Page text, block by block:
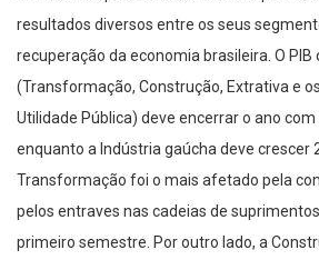
resultados diversos entre os seus
recuperação da economia brasileira. O
(Transformação, Construção, Extrativa e
Utilidade Pública) deve encerrar o ano com
enquanto a Indústria gaúcha deve crescer
Transformação foi o mais afetado pela
pelos entraves nas cadeias de
primeiro semestre. Por outro lado, a